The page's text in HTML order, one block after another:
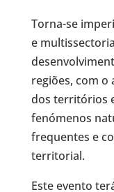
Torna-se
e
regiões, com
dos territórios
fenómenos
frequentes e
territorial.
Este evento